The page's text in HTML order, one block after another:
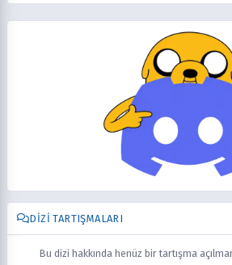
DIZI TARTIŞMALARI
Bu dizi hakkında henüz bir tartışma